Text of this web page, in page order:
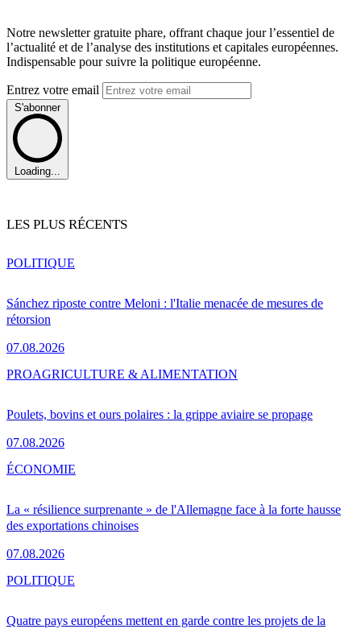
Notre newsletter gratuite phare, offrant chaque jour l’essentiel de
l’actualité et de l’analyse des institutions et capitales européennes.
Indispensable pour suivre la politique européenne.
Entrez votre email
S'abonner
Loading...
LES PLUS RÉCENTS
Sánchez riposte contre Meloni : l'Italie menacée de mesures de
rétorsion
07.08.2026
POLITIQUE
Poulets, bovins et ours polaires : la grippe aviaire se propage
07.08.2026
PROAGRICULTURE & ALIMENTATION
La « résilience surprenante » de l'Allemagne face à la forte hausse
des exportations chinoises
07.08.2026
ÉCONOMIE
Quatre pays européens mettent en garde contre les projets de la
POLITIQUE